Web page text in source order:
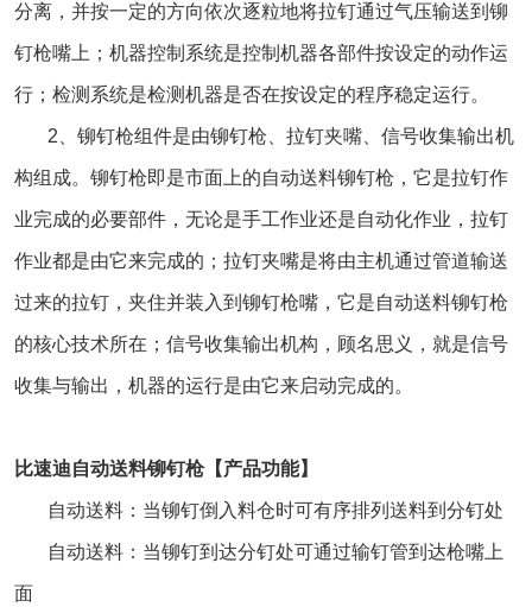
分离，并按一定的方向依次逐粒地将拉钉通过气压输送到铆
钉枪嘴上；机器控制系统是控制机器各部件按设定的动作运
行；检测系统是检测机器是否在按设定的程序稳定运行。
2、铆钉枪组件是由铆钉枪、拉钉夹嘴、信号收集输出机
构组成。铆钉枪即是市面上的自动送料铆钉枪，它是拉钉作
业完成的必要部件，无论是手工作业还是自动化作业，拉钉
作业都是由它来完成的；拉钉夹嘴是将由主机通过管道输送
过来的拉钉，夹住并装入到铆钉枪嘴，它是自动送料铆钉枪
的核心技术所在；信号收集输出机构，顾名思义，就是信号
收集与输出，机器的运行是由它来启动完成的。
比速迪自动送料铆钉枪【产品功能】
自动送料：当铆钉倒入料仓时可有序排列送料到分钉处
自动送料：当铆钉到达分钉处可通过输钉管到达枪嘴上
面